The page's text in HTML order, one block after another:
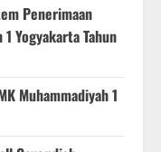
Penerimaan
Yogyakarta Tahun
Muhammadiyah 1